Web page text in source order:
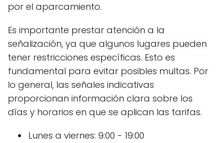
por el aparcamiento.
Es importante prestar atención a la
señalización, ya que algunos lugares pueden
tener restricciones específicas. Esto es
fundamental para evitar posibles multas. Por
lo general, las señales indicativas
proporcionan información clara sobre los
días y horarios en que se aplican las tarifas.
Lunes a viernes: 9:00 - 19:00